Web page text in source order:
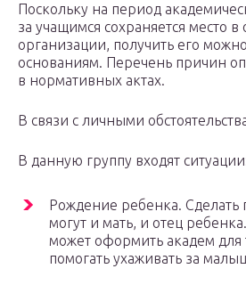
Поскольку на период
за учащимся сохраняется место
организации, получить его
основаниям. Перечень причин
в нормативных актах.
В связи с личными
В данную группу входят
Рождение ребенка. Сделать
могут и мать, и отец
может оформить академ для
помогать ухаживать за